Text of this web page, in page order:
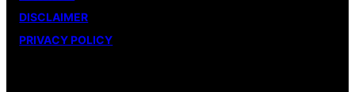
DISCLAIMER
PRIVACY POLICY